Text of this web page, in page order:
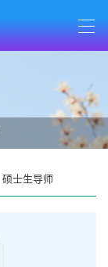
硕士生导师